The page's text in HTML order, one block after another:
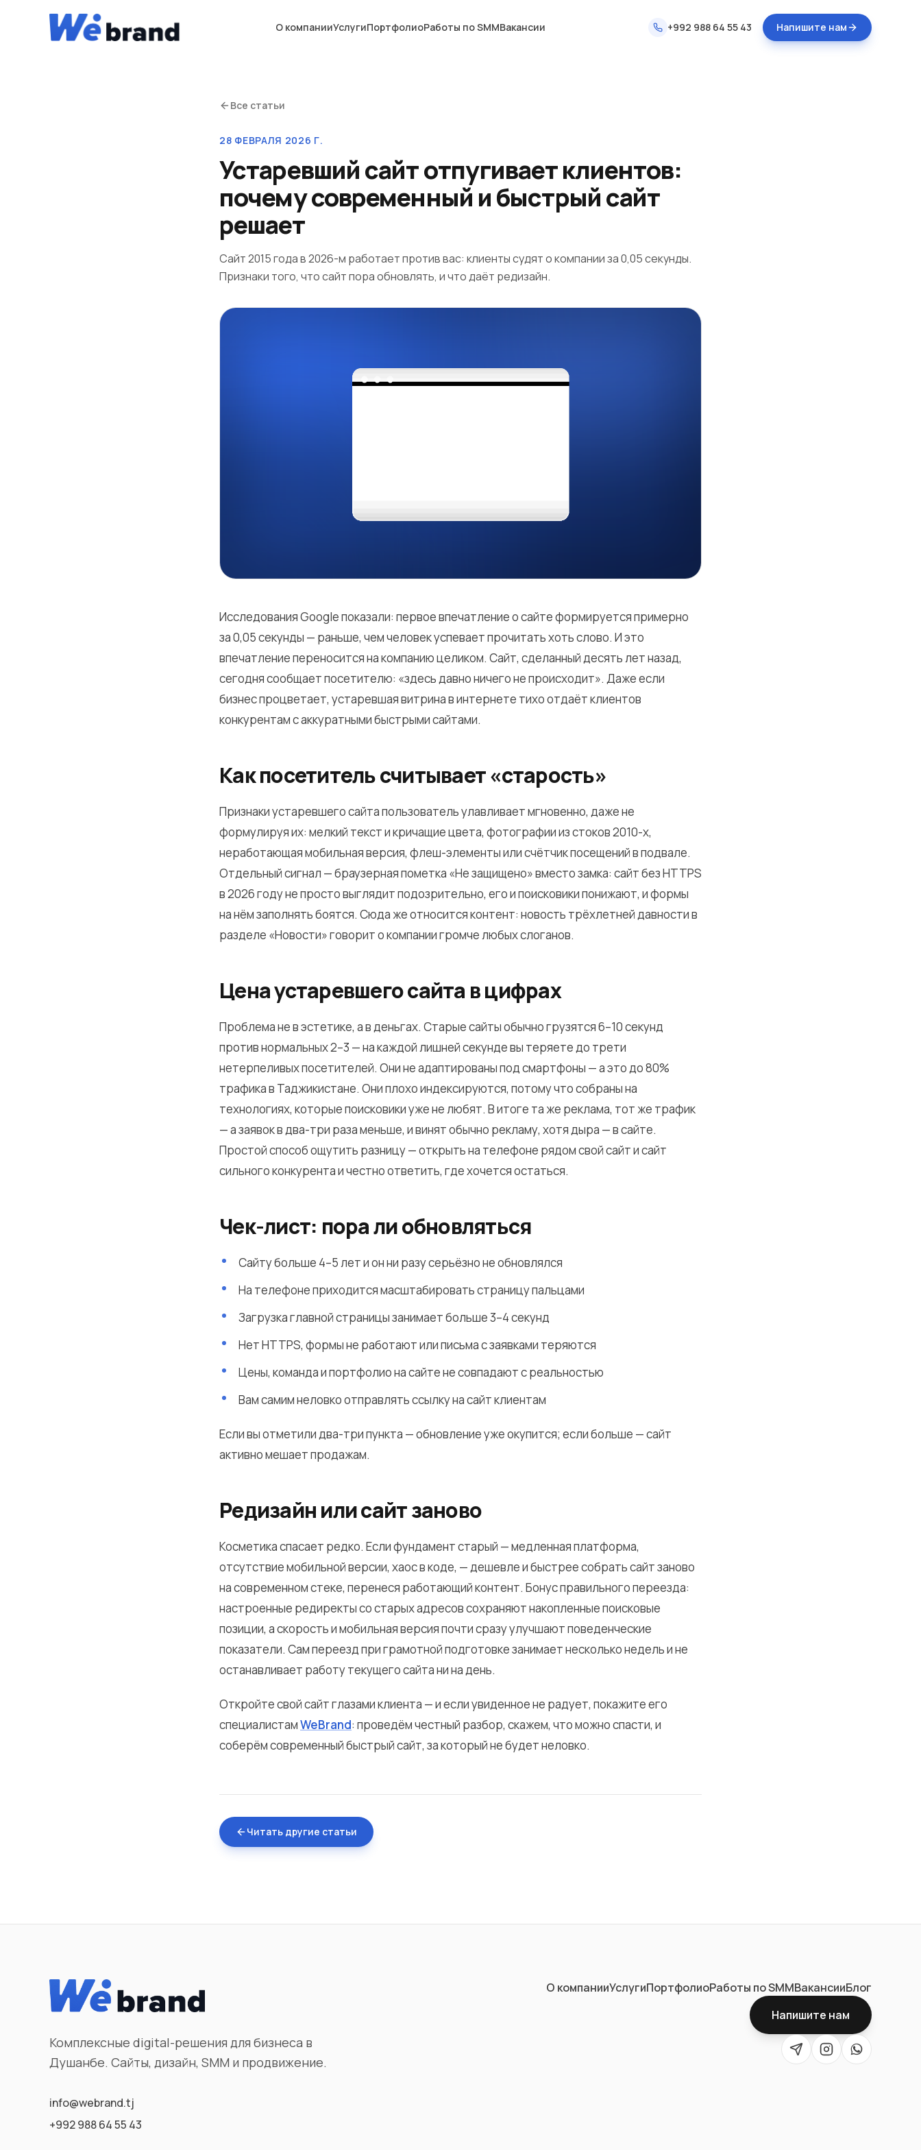
О компанииУслугиПортфолиоРаботы по SMMВакансии +992 988 64 55 43 Напишите нам
Все статьи
28 ФЕВРАЛЯ 2026 Г.
Устаревший сайт отпугивает клиентов:
почему современный и быстрый сайт
решает
Сайт 2015 года в 2026-м работает против вас: клиенты судят о компании за 0,05 секунды.
Признаки того, что сайт пора обновлять, и что даёт редизайн.
Исследования Google показали: первое впечатление о сайте формируется примерно
за 0,05 секунды — раньше, чем человек успевает прочитать хоть слово. И это
впечатление переносится на компанию целиком. Сайт, сделанный десять лет назад,
сегодня сообщает посетителю: «здесь давно ничего не происходит». Даже если
бизнес процветает, устаревшая витрина в интернете тихо отдаёт клиентов
конкурентам с аккуратными быстрыми сайтами.
Как посетитель считывает «старость»
Признаки устаревшего сайта пользователь улавливает мгновенно, даже не
формулируя их: мелкий текст и кричащие цвета, фотографии из стоков 2010-х,
неработающая мобильная версия, флеш-элементы или счётчик посещений в подвале.
Отдельный сигнал — браузерная пометка «Не защищено» вместо замка: сайт без HTTPS
в 2026 году не просто выглядит подозрительно, его и поисковики понижают, и формы
на нём заполнять боятся. Сюда же относится контент: новость трёхлетней давности в
разделе «Новости» говорит о компании громче любых слоганов.
Цена устаревшего сайта в цифрах
Проблема не в эстетике, а в деньгах. Старые сайты обычно грузятся 6–10 секунд
против нормальных 2–3 — на каждой лишней секунде вы теряете до трети
нетерпеливых посетителей. Они не адаптированы под смартфоны — а это до 80%
трафика в Таджикистане. Они плохо индексируются, потому что собраны на
технологиях, которые поисковики уже не любят. В итоге та же реклама, тот же трафик
— а заявок в два-три раза меньше, и винят обычно рекламу, хотя дыра — в сайте.
Простой способ ощутить разницу — открыть на телефоне рядом свой сайт и сайт
сильного конкурента и честно ответить, где хочется остаться.
Чек-лист: пора ли обновляться
Сайту больше 4–5 лет и он ни разу серьёзно не обновлялся
На телефоне приходится масштабировать страницу пальцами
Загрузка главной страницы занимает больше 3–4 секунд
Нет HTTPS, формы не работают или письма с заявками теряются
Цены, команда и портфолио на сайте не совпадают с реальностью
Вам самим неловко отправлять ссылку на сайт клиентам
Если вы отметили два-три пункта — обновление уже окупится; если больше — сайт
активно мешает продажам.
Редизайн или сайт заново
Косметика спасает редко. Если фундамент старый — медленная платформа,
отсутствие мобильной версии, хаос в коде, — дешевле и быстрее собрать сайт заново
на современном стеке, перенеся работающий контент. Бонус правильного переезда:
настроенные редиректы со старых адресов сохраняют накопленные поисковые
позиции, а скорость и мобильная версия почти сразу улучшают поведенческие
показатели. Сам переезд при грамотной подготовке занимает несколько недель и не
останавливает работу текущего сайта ни на день.
Откройте свой сайт глазами клиента — и если увиденное не радует, покажите его
специалистамWeBrand: проведём честный разбор, скажем, что можно спасти, и
соберём современный быстрый сайт, за который не будет неловко.
Читать другие статьи
Комплексные digital-решения для бизнеса в
Душанбе. Сайты, дизайн, SMM и продвижение.
info@webrand.tj
+992 988 64 55 43
О компанииУслугиПортфолиоРаботы по SMMВакансииБлог
Напишите нам